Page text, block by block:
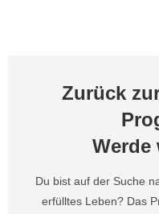
Zurück
Werde
Du bist auf der Suche
erfülltes Leben? Das